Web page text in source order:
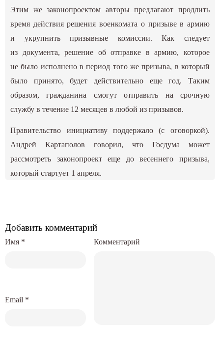
Этим же законопроектом авторы предлагают продлить
время действия решения военкомата о призыве в армию
и укрупнить призывные комиссии. Как следует
из документа, решение об отправке в армию, которое
не было исполнено в период того же призыва, в который
было принято, будет действительно еще год. Таким
образом, гражданина смогут отправить на срочную
службу в течение 12 месяцев в любой из призывов.
Правительство инициативу поддержало (с оговоркой).
Андрей Картаполов говорил, что Госдума может
рассмотреть законопроект еще до весеннего призыва,
который стартует 1 апреля.
Добавить комментарий
Комментарий
Имя *
Email *